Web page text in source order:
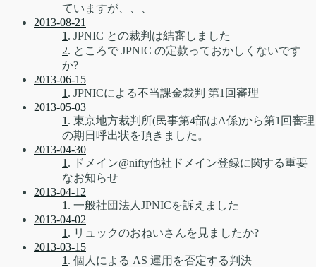
ていますが、、、
2013-08-21
1 . JPNIC との裁判は結審しました
2. ところで JPNIC の定款っておかしくないです
か?
2013-06-15
1 . JPNICによる不当課金裁判 第1回審理
2013-05-03
1 . 東京地方裁判所(民事第4部はA係)から第1回審理
の期日呼出状を頂きました。
2013-04-30
1 . ドメイン@nifty他社ドメイン登録に関する重要
なお知らせ
2013-04-12
1 . 一般社団法人JPNICを訴えました
2013-04-02
1 . リュックのおねいさんを見ましたか?
2013-03-15
1 . 個人による AS 運用を否定する判決